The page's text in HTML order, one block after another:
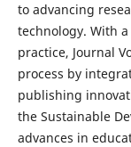
to advancing
technology. With
practice, Journal
process by
publishing
the Sustainable
advances in